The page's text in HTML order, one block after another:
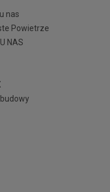
nas
Powietrze
NAS